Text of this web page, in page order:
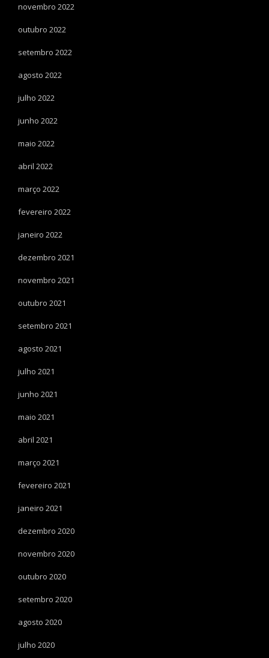
novembro 2022
outubro 2022
setembro 2022
agosto 2022
julho 2022
junho 2022
maio 2022
abril 2022
março 2022
fevereiro 2022
janeiro 2022
dezembro 2021
novembro 2021
outubro 2021
setembro 2021
agosto 2021
julho 2021
junho 2021
maio 2021
abril 2021
março 2021
fevereiro 2021
janeiro 2021
dezembro 2020
novembro 2020
outubro 2020
setembro 2020
agosto 2020
julho 2020